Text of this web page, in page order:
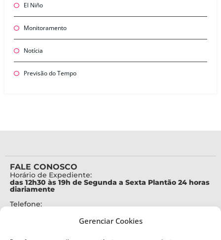
Gerenciar Cookies
El Niño
Monitoramento
Notícia
Previsão do Tempo
FALE CONOSCO
Horário de Expediente:
das 12h30 às 19h de Segunda a Sexta Plantão 24 horas
diariamente
Telefone: